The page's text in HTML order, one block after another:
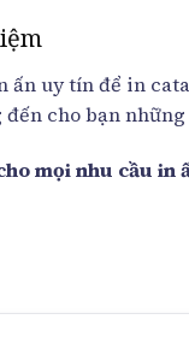
uy tín để in
cho bạn
mọi nhu cầu in